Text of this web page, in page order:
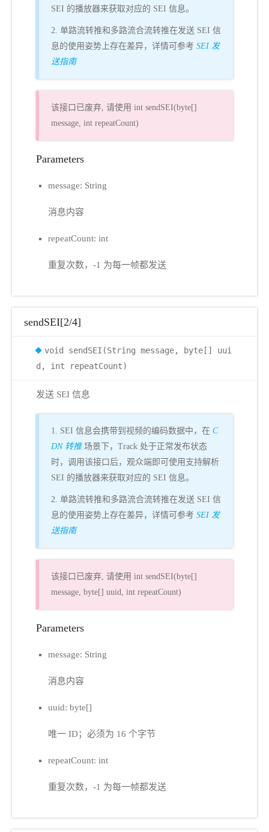
SEI 的播放器来获取对应的 SEI 信息。
2. 单路流转推和多路流合流转推在发送 SEI 信
息的使用姿势上存在差异，详情可参考 SEI 发
送指南
该接口已废弃, 请使用 int sendSEI(byte[]
message, int repeatCount)
Parameters
message: String
消息内容
repeatCount: int
重复次数，-1 为每一帧都发送
sendSEI[2/4]
void sendSEI(String message, byte[] uui
d, int repeatCount)
发送 SEI 信息
1. SEI 信息会携带到视频的编码数据中，在 C
DN 转推场景下，Track 处于正常发布状态
时，调用该接口后，观众端即可使用支持解析
SEI 的播放器来获取对应的 SEI 信息。
2. 单路流转推和多路流合流转推在发送 SEI 信
息的使用姿势上存在差异，详情可参考 SEI 发
送指南
该接口已废弃, 请使用 int sendSEI(byte[]
message, byte[] uuid, int repeatCount)
Parameters
message: String
消息内容
uuid: byte[]
唯一 ID；必须为 16 个字节
repeatCount: int
重复次数，-1 为每一帧都发送